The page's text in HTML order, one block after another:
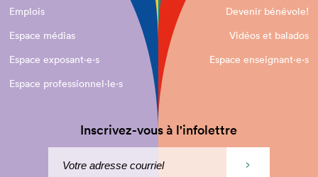
Emplois
Devenir bénévole!
Espace médias
Vidéos et balados
Espace exposant·e⋅s
Espace enseignant·e⋅s
Espace professionnel·le⋅s
Inscrivez-vous à l'infolettre